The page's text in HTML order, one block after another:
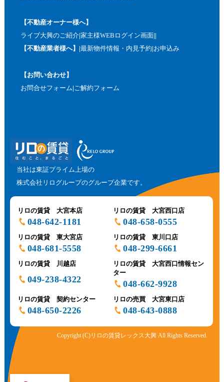
【不動産オーナー様へ】
ライブ大興のご紹介 家主様WEBログイン画面
【不動産業者様へ】
最新物件情報・内見予約 お申込み
【お問い合わせ】
お問合せフォーム ご解約フォーム
当社は東証プライム上場の
株式会社リログループのグループ企業です。
リロの賃貸 大宮本店
048-642-1181
リロの賃貸 大宮西口店
048-658-0555
リロの賃貸 東大宮店
048-681-5558
リロの賃貸 東川口店
048-299-6661
リロの賃貸 川越店
049-238-4322
リロの賃貸 大宮西口情報セン
ター
048-662-9928
リロの賃貸 契約センター
048-650-2226
リロの売買 大宮東口店
048-643-0888
Copyright (C)リロの賃貸レックス大興 All Rights Reserved.